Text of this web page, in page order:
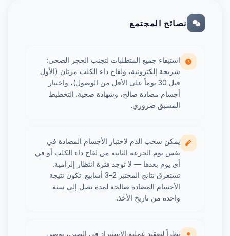
نصائح المجتمع
استيفاء جميع المتطلبات لتجنب الحجر الصحي:
شريحة إلكترونية، ولقاح داء الكلب مرتان (الأول
قبل 30 يوماً على الأقل من الوصول)، واختبار
أجسام مضادة صالح، وشهادة صحية. التخطيط
المسبق ضروري.
يمكن سحب الدم لاختبار الأجسام المضادة في
نفس يوم الجرعة الثانية من لقاح داء الكلب أو في
أي يوم بعدها — لا توجد فترة انتظار إلزامية.
تستغرق نتائج المختبر 2–3 أسابيع. تكون نتيجة
الأجسام المضادة صالحة لمدة تصل إلى سنة
واحدة من تاريخ الأخذ.
نظراً لتعقيد عملية الاستيراد في الصين، يوصي